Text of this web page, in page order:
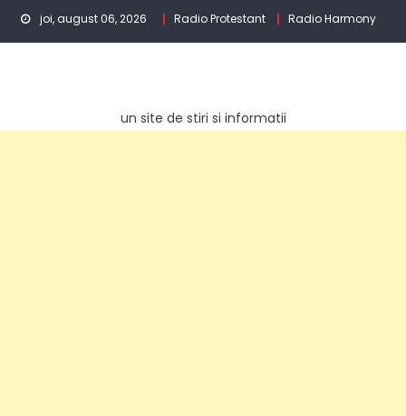
Skip
joi, august 06, 2026 Radio Protestant Radio Harmony
un site de stiri si informatii